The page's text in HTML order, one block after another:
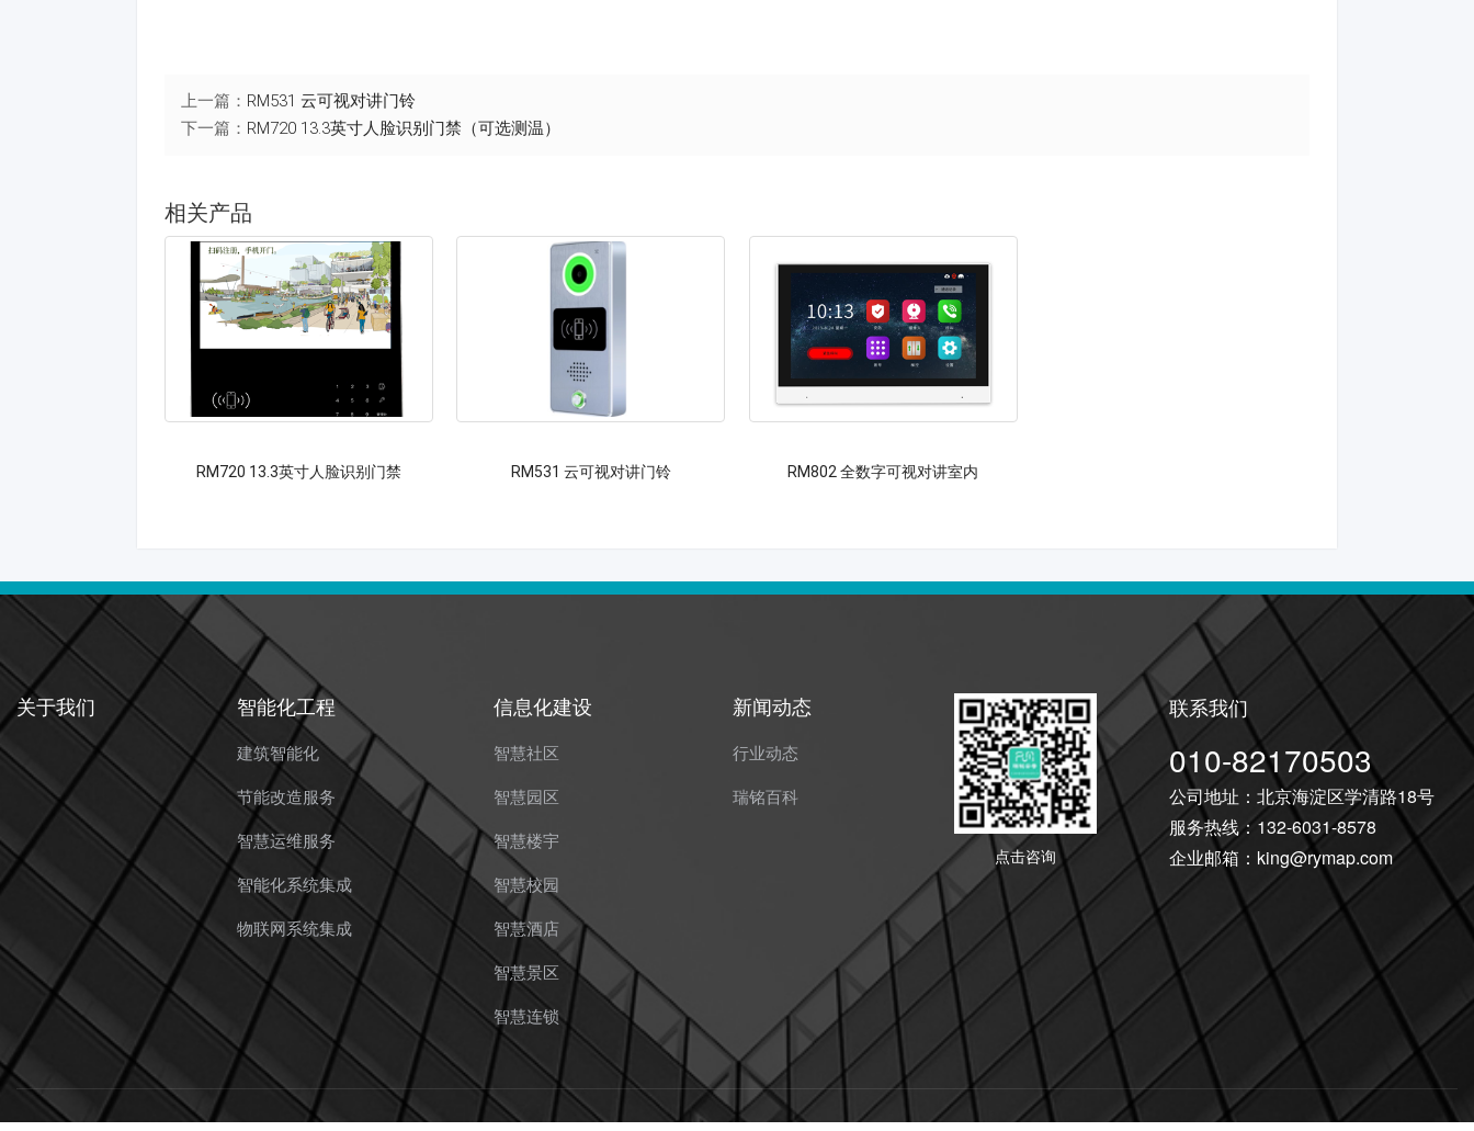
上一篇： RM531 云可视对讲门铃
下一篇： RM720 13.3英寸人脸识别门禁（可选测温）
相关产品
RM720 13.3英寸人脸识别门禁 RM531 云可视对讲门铃 RM802 全数字可视对讲室内
关于我们 智能化工程
建筑智能化
节能改造服务
智慧运维服务
智能化系统集成
物联网系统集成
信息化建设
智慧社区
智慧园区
智慧楼宇
智慧校园
智慧酒店
智慧景区
智慧连锁
新闻动态
行业动态
瑞铭百科
点击咨询
联系我们
010-82170503
公司地址：北京海淀区学清路18号
服务热线：132-6031-8578
企业邮箱：king@rymap.com